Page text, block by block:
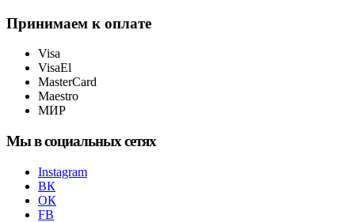
Принимаем к оплате
Visa
VisaEl
MasterCard
Maestro
МИР
Мы в социальных сетях
Instagram
ВК
ОК
FB